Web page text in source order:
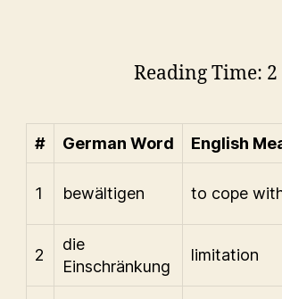
Reading Time: 2
# German Word English
1 bewältigen to cope
2
die
Einschränkung
limitation